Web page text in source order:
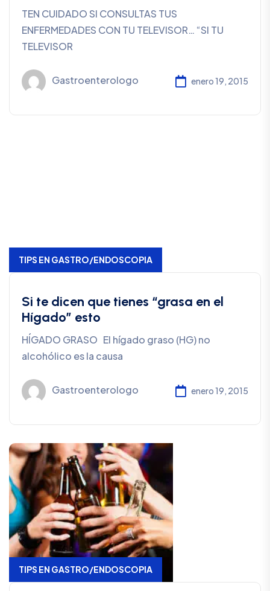
TEN CUIDADO SI CONSULTAS TUS
ENFERMEDADES CON TU TELEVISOR… “SI TU
TELEVISOR
Gastroenterologo enero 19, 2015
TIPS EN GASTRO/ENDOSCOPIA
Si te dicen que tienes “grasa en el
Hígado” esto
HÍGADO GRASO El hígado graso (HG) no
alcohólico es la causa
Gastroenterologo enero 19, 2015
TIPS EN GASTRO/ENDOSCOPIA